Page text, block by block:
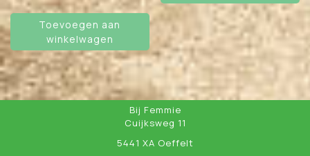
Toevoegen aan
winkelwagen
Bij Femmie
Cuijksweg 11
5441 XA Oeffelt